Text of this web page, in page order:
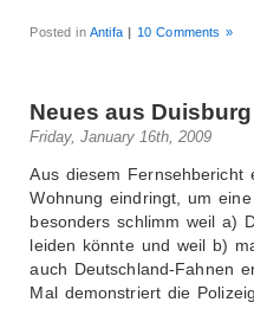
Posted inAntifa | 10 Comments »
Neues aus Duisburg
Friday, January 16th, 2009
Aus diesem
Wohnung eindringt, um
besonders schlimm weil a)
leiden könnte und weil b)
auch Deutschland-Fahnen
Mal demonstriert die